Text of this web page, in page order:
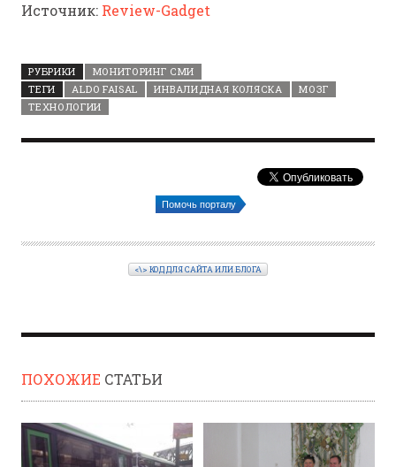
Источник: Review-Gadget
РУБРИКИ
МОНИТОРИНГ СМИ
ТЕГИ
ALDO FAISAL ИНВАЛИДНАЯ КОЛЯСКА
МОЗГ
ТЕХНОЛОГИИ
Помочь порталу
<\> КОД ДЛЯ САЙТА ИЛИ БЛОГА
ПОХОЖИЕ СТАТЬИ